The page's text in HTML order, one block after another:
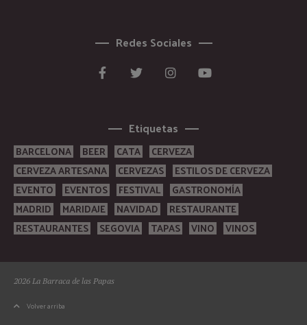
Redes Sociales
Etiquetas
BARCELONA BEER CATA
CERVEZA
CERVEZA ARTESANA
CERVEZAS
ESTILOS DE CERVEZA
EVENTO
EVENTOS FESTIVAL
GASTRONOMÍA
MADRID
MARIDAJE NAVIDAD
RESTAURANTE
RESTAURANTES
SEGOVIA TAPAS VINO VINOS
2026 La Barraca de las Papas
Volver arriba